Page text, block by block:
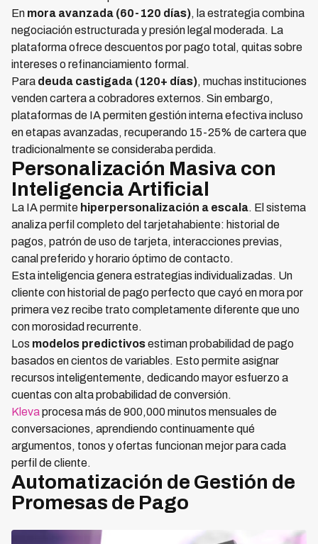
En mora avanzada (60-120 días), la estrategia combina
negociación estructurada y presión legal moderada. La
plataforma ofrece descuentos por pago total, quitas sobre
intereses o refinanciamiento formal.
Para deuda castigada (120+ días), muchas instituciones
venden cartera a cobradores externos. Sin embargo,
plataformas de IA permiten gestión interna efectiva incluso
en etapas avanzadas, recuperando 15-25% de cartera que
tradicionalmente se consideraba perdida.
Personalización Masiva con
Inteligencia Artificial
La IA permite hiperpersonalización a escala. El sistema
analiza perfil completo del tarjetahabiente: historial de
pagos, patrón de uso de tarjeta, interacciones previas,
canal preferido y horario óptimo de contacto.
Esta inteligencia genera estrategias individualizadas. Un
cliente con historial de pago perfecto que cayó en mora por
primera vez recibe trato completamente diferente que uno
con morosidad recurrente.
Los modelos predictivosestiman probabilidad de pago
basados en cientos de variables. Esto permite asignar
recursos inteligentemente, dedicando mayor esfuerzo a
cuentas con alta probabilidad de conversión.
Klevaprocesa más de 900,000 minutos mensuales de
conversaciones, aprendiendo continuamente qué
argumentos, tonos y ofertas funcionan mejor para cada
perfil de cliente.
Automatización de Gestión de
Promesas de Pago